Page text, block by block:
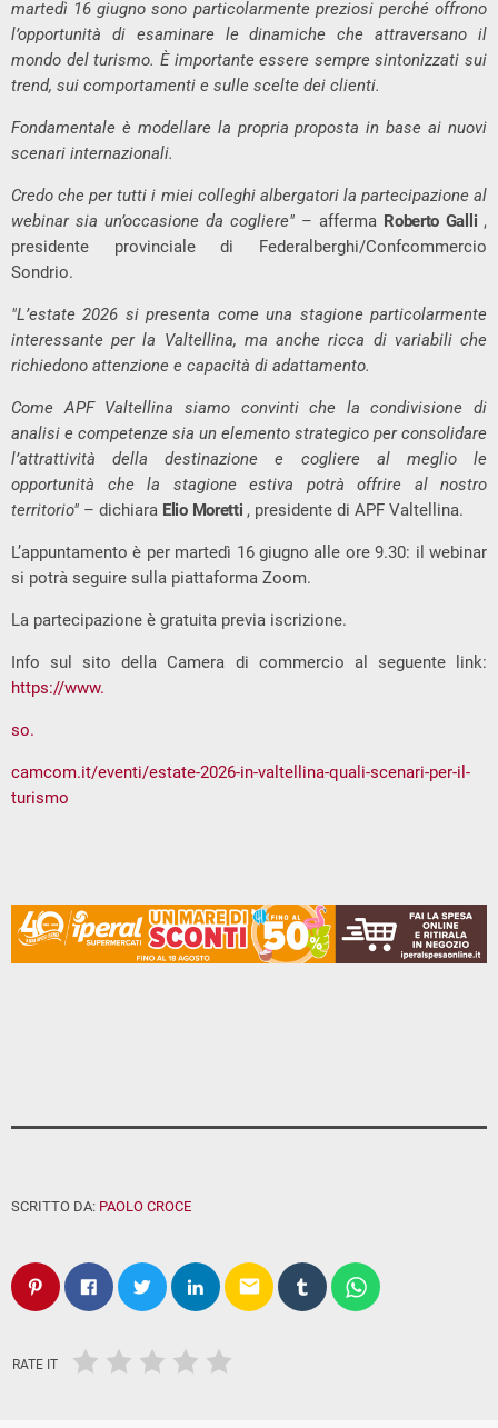
martedì 16 giugno sono particolarmente preziosi perché offrono
l’opportunità di esaminare le dinamiche che attraversano il
mondo del turismo. È importante essere sempre sintonizzati sui
trend, sui comportamenti e sulle scelte dei clienti.
Fondamentale è modellare la propria proposta in base ai nuovi
scenari internazionali.
Credo che per tutti i miei colleghi albergatori la partecipazione al
webinar sia un’occasione da cogliere" – afferma Roberto Galli ,
presidente provinciale di Federalberghi/Confcommercio
Sondrio.
"L’estate 2026 si presenta come una stagione particolarmente
interessante per la Valtellina, ma anche ricca di variabili che
richiedono attenzione e capacità di adattamento.
Come APF Valtellina siamo convinti che la condivisione di
analisi e competenze sia un elemento strategico per consolidare
l’attrattività della destinazione e cogliere al meglio le
opportunità che la stagione estiva potrà offrire al nostro
territorio" – dichiara Elio Moretti , presidente di APF Valtellina.
L’appuntamento è per martedì 16 giugno alle ore 9.30: il webinar
si potrà seguire sulla piattaforma Zoom.
La partecipazione è gratuita previa iscrizione.
Info sul sito della Camera di commercio al seguente link:
https://www.
so.
camcom.it/eventi/estate-2026-in-valtellina-quali-scenari-per-il-
turismo
SCRITTO DA: PAOLO CROCE
email
RATE IT